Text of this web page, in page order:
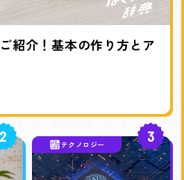
紹介！基本の作り方とア
2 テクノロジー 3